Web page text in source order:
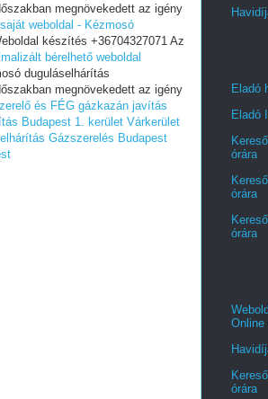
megnövekedett az igény
weboldal - Kézmosó
készítés +36704327071 Az
bérelhető weboldal
duguláselhárítás
megnövekedett az igény
és FÉG gázkazán javítás
Budapest 1. kerület Várkerület
Gázszerelés Budapest
Eladó
Eladó
órára
órára
órára
Online
órára